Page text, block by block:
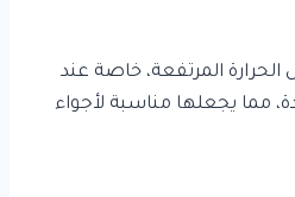
المرتفعة، خاصة عند
مما يجعلها مناسبة لأجواء